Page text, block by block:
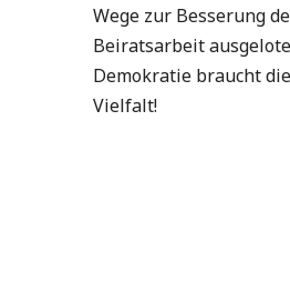
Wege zur Besserung
Beiratsarbeit
Demokratie braucht
Vielfalt!